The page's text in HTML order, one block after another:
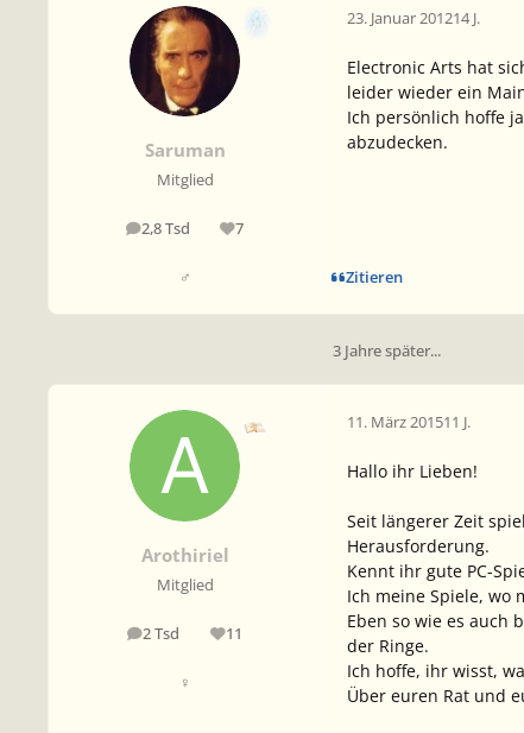
Saruman
Mitglied
2,8 Tsd
Beiträge 7
Reputation
♂
23. Januar 201214 J.
Electronic Arts hat
leider wieder ein
Ich persönlich hoffe
abzudecken.
Zitieren
3 Jahre später...
Arothiriel
Mitglied
2 Tsd
Beiträge 11
Reputation
♀
11. März 201511 J.
Hallo ihr Lieben!
Seit längerer Zeit
Herausforderung.
Kennt ihr gute PC-
Ich meine Spiele, wo
Eben so wie es auch
der Ringe.
Ich hoffe, ihr wisst,
Über euren Rat und